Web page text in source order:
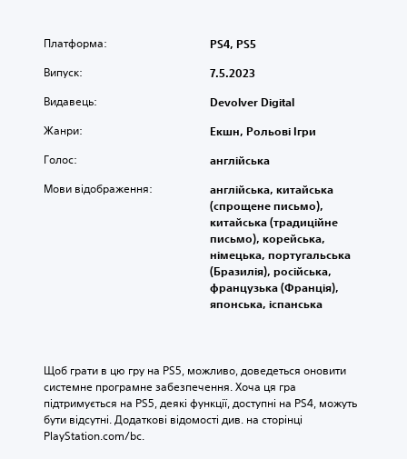
Платформа: PS4, PS5
Випуск: 7.5.2023
Видавець: Devolver Digital
Жанри: Екшн, Рольові Ігри
Голос: англійська
Мови відображення:
англійська, китайська
(спрощене письмо),
китайська (традиційне
письмо), корейська,
німецька, португальська
(Бразилія), російська,
французька (Франція),
японська, іспанська
Щоб грати в цю гру на PS5, можливо, доведеться оновити
системне програмне забезпечення. Хоча ця гра
підтримується на PS5, деякі функції, доступні на PS4, можуть
бути відсутні. Додаткові відомості див. на сторінці
PlayStation.com/bc.